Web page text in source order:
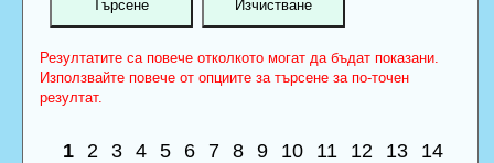
Резултатите са повече отколкото могат да бъдат показани.
Използвайте повече от опциите за търсене за по-точен
резултат.
1 2 3 4 5 6 7 8 9 10 11 12 13
14